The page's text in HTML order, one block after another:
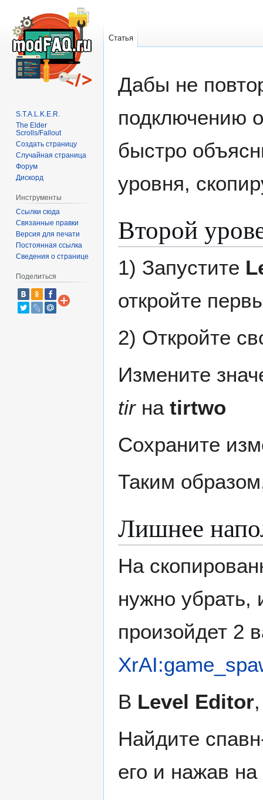
Перейти
к
Перейти
к
Дабы не
подключению
быстро
уровня,
Второй
1) Запустите
откройте
2) Откройте
Измените
tirна tirtwo
Сохраните
Таким
Лишнее
На
нужно убрать,
произойдет 2
В Level Editor
Найдите
его и нажав
Статья
S.T.A.L.K.E.R.
The Elder
Scrolls/Fallout
Создать страницу
Случайная страница
Форум
Дискорд
Инструменты
Ссылки сюда
Связанные правки
Версия для печати
Постоянная ссылка
Сведения о странице
Поделиться